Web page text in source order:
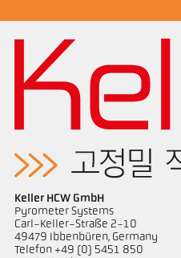
Application Note
Keller HCW GmbH
Pyrometer Systems
Carl-Keller-Straße 2-10
49479 Ibbenbüren, Germany
Telefon +49 (0) 5451 850